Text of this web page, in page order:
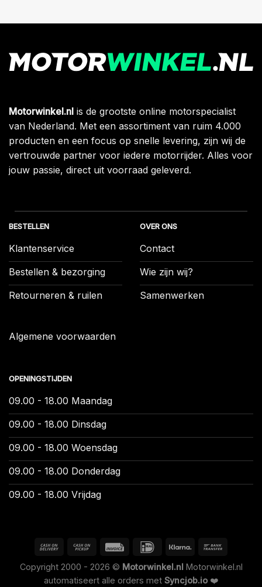
Motorwinkel.nl is de grootste online motorspecialist
van Nederland. Met een assortiment van ruim 4.000
producten en een focus op snelle levering, zijn wij de
vertrouwde partner voor iedere motorrijder. Alles voor
jouw passie, direct uit voorraad geleverd.
BESTELLEN
Klantenservice
Bestellen & bezorging
Retourneren & ruilen
Algemene voorwaarden
OVER ONS
Contact
Wie zijn wij?
Samenwerken
OPENINGSTIJDEN
09.00 - 18.00 Maandag
09.00 - 18.00 Dinsdag
09.00 - 18.00 Woensdag
09.00 - 18.00 Donderdag
09.00 - 18.00 Vrijdag
Copyright 2000 - 2026 © Motorwinkel.nl Motorwinkel.nl
automatiseert alle orders met Syncjob.io ❤️